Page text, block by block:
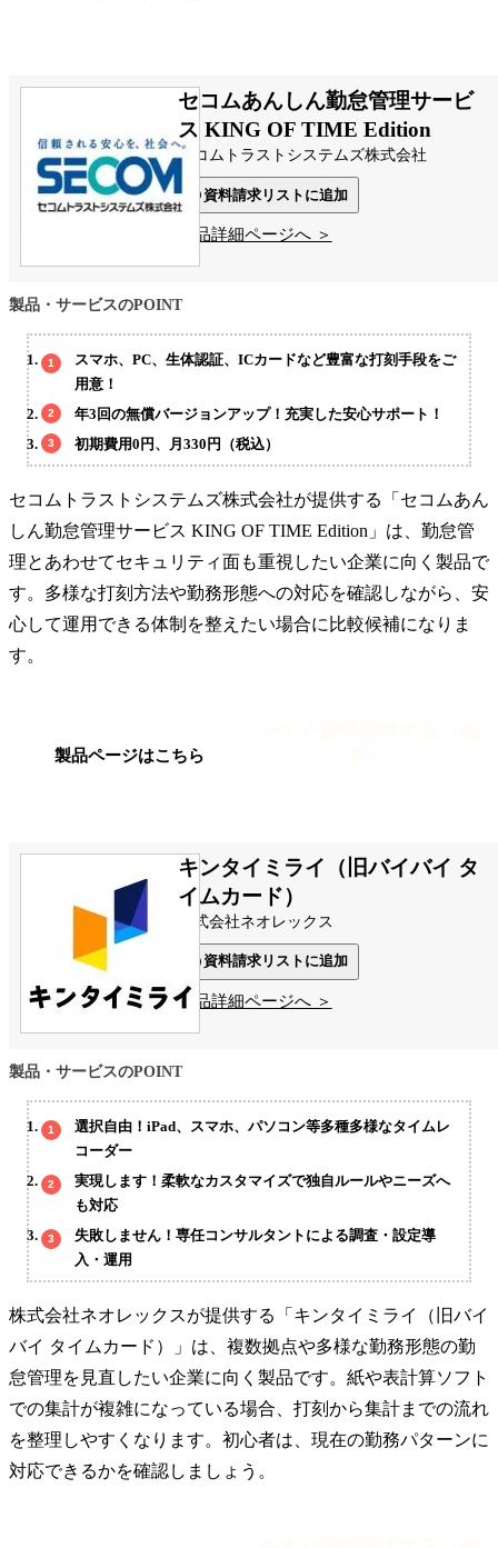
セコムあんしん勤怠管理サービ
ス KING OF TIME Edition
セコムトラストシステムズ株式会社
資料請求リストに追加
製品詳細ページへ ＞
製品・サービスのPOINT
スマホ、PC、生体認証、ICカードなど豊富な打刻手段をご
用意！
年3回の無償バージョンアップ！充実した安心サポート！
初期費用0円、月330円（税込）
セコムトラストシステムズ株式会社が提供する「セコムあん
しん勤怠管理サービス KING OF TIME Edition」は、勤怠管
理とあわせてセキュリティ面も重視したい企業に向く製品で
す。多様な打刻方法や勤務形態への対応を確認しながら、安
心して運用できる体制を整えたい場合に比較候補になりま
す。
製品ページはこちら
キンタイミライ（旧バイバイ タ
イムカード）
株式会社ネオレックス
資料請求リストに追加
製品詳細ページへ ＞
製品・サービスのPOINT
選択自由！iPad、スマホ、パソコン等多種多様なタイムレ
コーダー
実現します！柔軟なカスタマイズで独自ルールやニーズへ
も対応
失敗しません！専任コンサルタントによる調査・設定導
入・運用
株式会社ネオレックスが提供する「キンタイミライ（旧バイ
バイ タイムカード）」は、複数拠点や多様な勤務形態の勤
怠管理を見直したい企業に向く製品です。紙や表計算ソフト
での集計が複雑になっている場合、打刻から集計までの流れ
を整理しやすくなります。初心者は、現在の勤務パターンに
対応できるかを確認しましょう。